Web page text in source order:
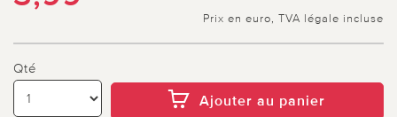
Prix en euro, TVA légale incluse
Qté
Ajouter au panier